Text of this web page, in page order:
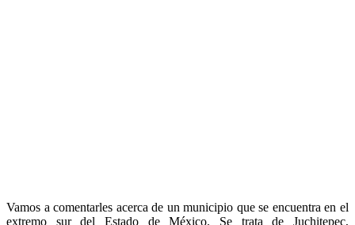
Vamos a comentarles acerca de un municipio que se encuentra en el
extremo sur del Estado de México. Se trata de Juchitepec,